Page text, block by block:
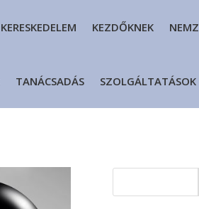
KERESKEDELEM KEZDŐKNEK
TANÁCSADÁS SZOLGÁLTATÁSOK